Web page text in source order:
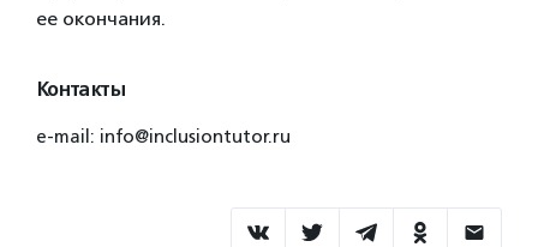
ее окончания.
Контакты
e-mail: info@inclusiontutor.ru